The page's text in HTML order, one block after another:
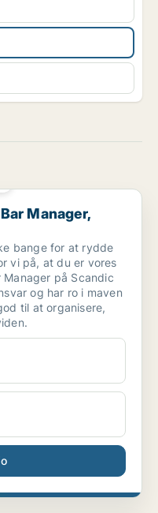
Scandic Falkon...
Manager,
bange for at rydde
vi på, at du er vores
Manager på Scandic
og har ro i maven
til at organisere,